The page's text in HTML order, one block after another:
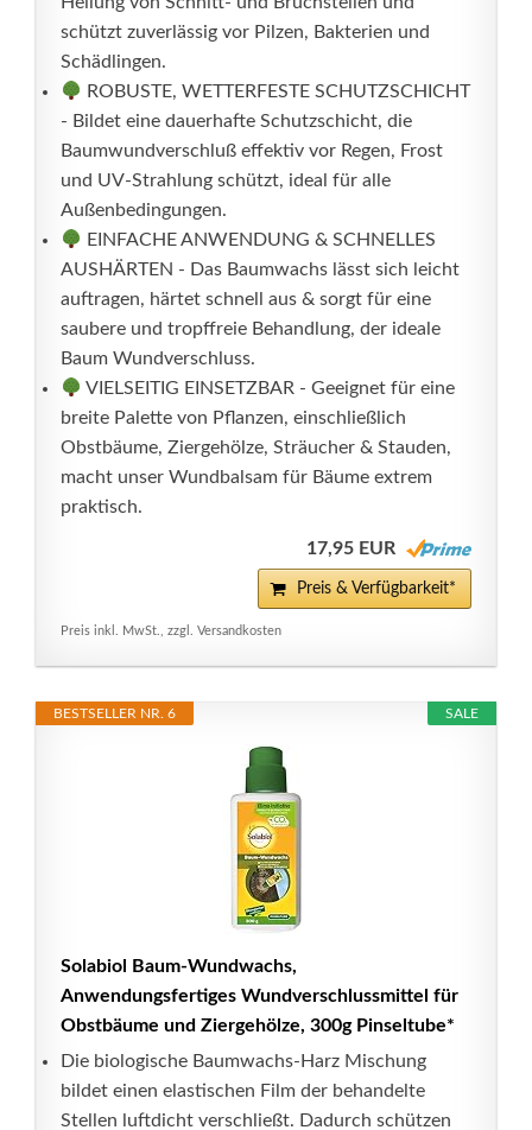
schützt zuverlässig vor Pilzen, Bakterien und
Schädlingen.
ROBUSTE, WETTERFESTE SCHUTZSCHICHT
- Bildet eine dauerhafte Schutzschicht, die
Baumwundverschluß effektiv vor Regen, Frost
und UV-Strahlung schützt, ideal für alle
Außenbedingungen.
EINFACHE ANWENDUNG & SCHNELLES
AUSHÄRTEN - Das Baumwachs lässt sich leicht
auftragen, härtet schnell aus & sorgt für eine
saubere und tropffreie Behandlung, der ideale
Baum Wundverschluss.
VIELSEITIG EINSETZBAR - Geeignet für eine
breite Palette von Pflanzen, einschließlich
Obstbäume, Ziergehölze, Sträucher & Stauden,
macht unser Wundbalsam für Bäume extrem
praktisch.
17,95 EUR
Preis & Verfügbarkeit*
Preis inkl. MwSt., zzgl. Versandkosten
SALE
BESTSELLER NR. 6
Solabiol Baum-Wundwachs,
Anwendungsfertiges Wundverschlussmittel für
Obstbäume und Ziergehölze, 300g Pinseltube*
Die biologische Baumwachs-Harz Mischung
bildet einen elastischen Film der behandelte
Stellen luftdicht verschließt. Dadurch schützen